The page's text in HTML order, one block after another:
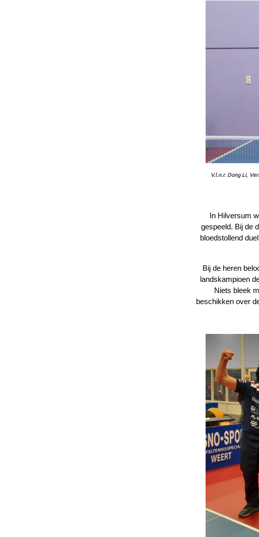
V.l.n.r. Dong Li,
In Hilversum
gespeeld. Bij de
bloedstollend
Bij de heren
landskampioen
Niets bleek
beschikken over